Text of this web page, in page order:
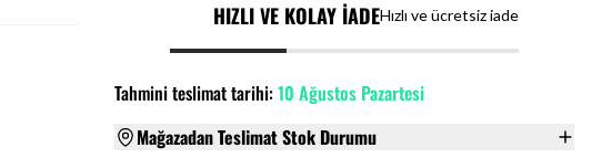
HIZLI VE KOLAY İADEHızlı ve ücretsiz iade
Tahmini teslimat tarihi:10 Ağustos Pazartesi
Mağazadan Teslimat Stok Durumu